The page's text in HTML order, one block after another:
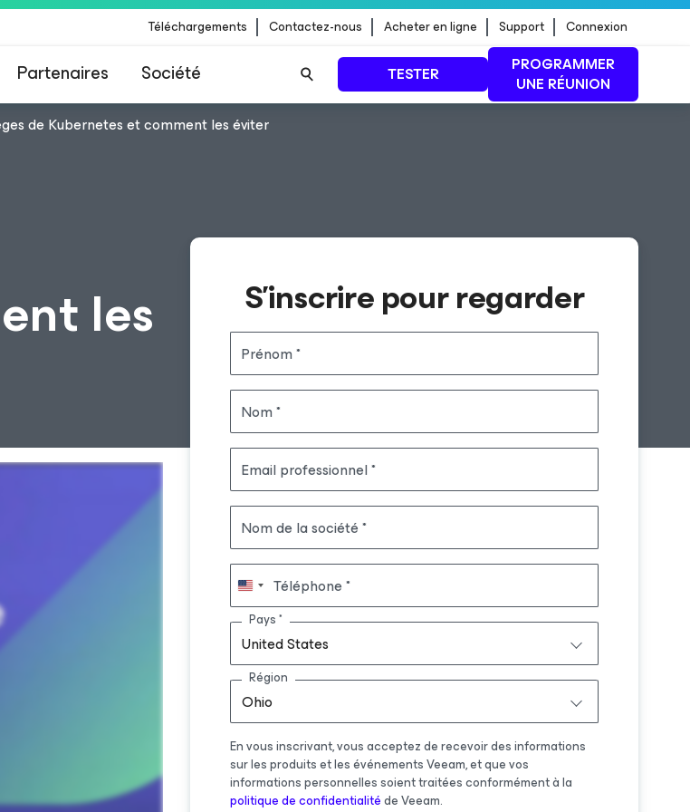
Téléchargements Contactez-nous Acheter en ligne Support Connexion
Partenaires Société TESTER
PROGRAMMER
UNE RÉUNION
de Kubernetes et comment les éviter
les S’inscrire pour regarder
Prénom
Nom
Email professionnel
Nom de la société
Téléphone
United States
Pays
Ohio
Région
En vous inscrivant, vous acceptez de recevoir des informations
sur les produits et les événements Veeam, et que vos
informations personnelles soient traitées conformément à la
politique de confidentialitéde Veeam.